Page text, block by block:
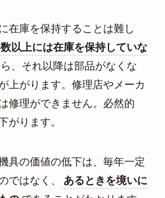
在庫を保持することは難し
以上には在庫を保持していな
、それ以降は部品がなくな
上がります。修理店やメーカ
修理ができません。必然的
がります。
具の価値の低下は、毎年一定
ではなく、
あるときを境いに